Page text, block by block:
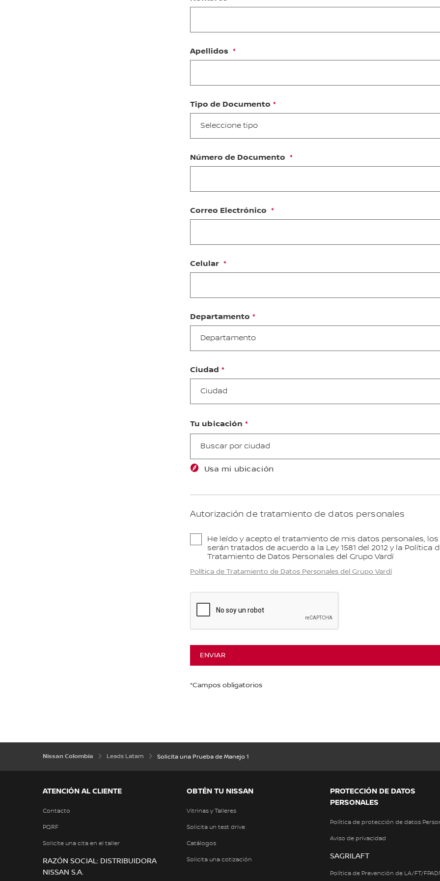
Apellidos
Tipo de Documento
Seleccione tipo
Número de Documento
Correo Electrónico
Celular
Departamento
Departamento
Ciudad
Ciudad
Tu ubicación
Usa mi ubicación
Autorización de tratamiento de datos personales
He leído y acepto el tratamiento de mis datos personales,
serán tratados de acuerdo a la Ley 1581 del 2012 y la Política
Tratamiento de Datos Personales del Grupo Vardí
Política de Tratamiento de Datos Personales del Grupo Vardí
ENVIAR
*Campos obligatorios
Nissan Colombia Leads Latam Solicita una Prueba de Manejo 1
ATENCIÓN AL CLIENTE
Contacto
PQRF
Solicite una cita en el taller
RAZÓN SOCIAL: DISTRIBUIDORA
NISSAN S.A.
OBTÉN TU NISSAN
Vitrinas y Talleres
Solicita un test drive
Catálogos
Solicita una cotización
PROTECCIÓN DE DATOS
PERSONALES
Política de protección de datos
Aviso de privacidad
SAGRILAFT
Política de Prevención de LA/FT/